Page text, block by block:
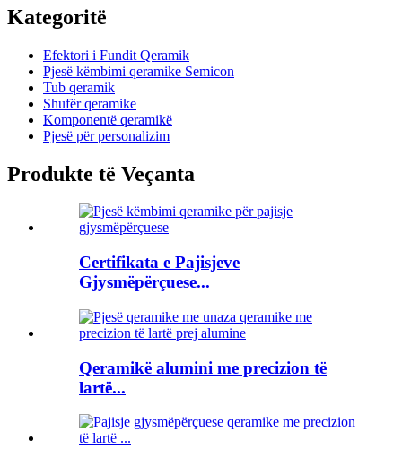
Kategoritë
Efektori i Fundit Qeramik
Pjesë këmbimi qeramike Semicon
Tub qeramik
Shufër qeramike
Komponentë qeramikë
Pjesë për personalizim
Produkte të Veçanta
Certifikata e Pajisjeve
Gjysmëpërçuese...
Qeramikë alumini me precizion të
lartë...